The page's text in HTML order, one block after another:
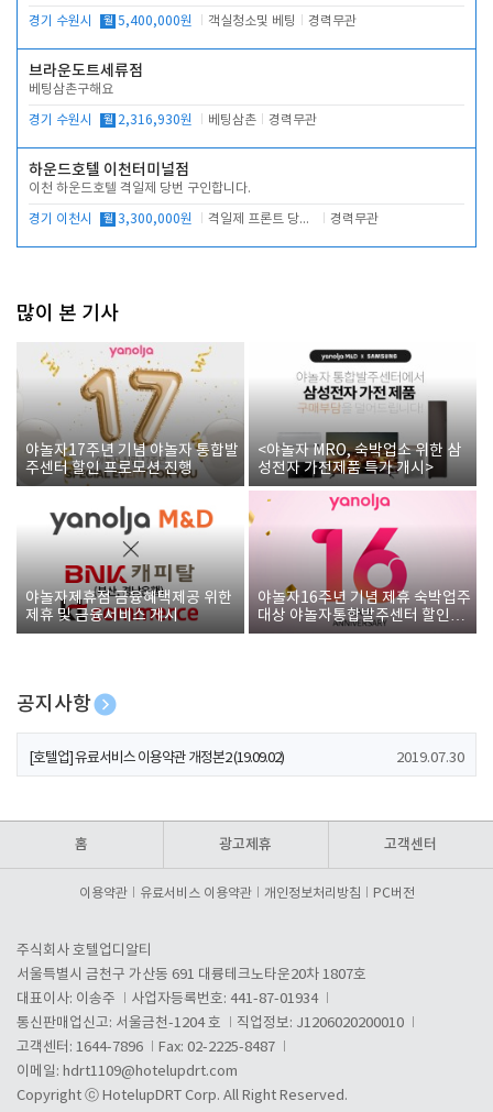
경기 수원시 월 5,400,000원 객실청소및 베팅 경력무관
브라운도트세류점
베팅삼촌구해요
경기 수원시 월 2,316,930원 베팅삼촌 경력무관
하운드호텔 이천터미널점
이천 하운드호텔 격일제 당번 구인합니다.
경기 이천시 월 3,300,000원 격일제 프론트 당번 업무로 주차 및 객실 점검 경력무관
많이 본 기사
야놀자17주년 기념 야놀자 통합발
주센터 할인 프로모션 진행
<야놀자 MRO, 숙박업소 위한 삼
성전자 가전제품 특가 개시>
야놀자제휴점 금융혜택제공 위한
제휴 및 금융서비스 게시
야놀자16주년 기념 제휴 숙박업주
대상 야놀자통합발주센터 할인쿠
폰 증정
공지사항
[호텔업] 개인정보 처리방침 개정본1 (19.09.02)
[호텔업] 유료서비스 이용약관 개정본2 (19.09.02) 2019.07.30
홈 광고제휴 고객센터
이용약관 유료서비스 이용약관 개인정보처리방침 PC버전
주식회사 호텔업디알티
서울특별시 금천구 가산동 691 대륭테크노타운20차 1807호
대표이사: 이송주
사업자등록번호: 441-87-01934
통신판매업신고: 서울금천-1204 호
직업정보: J1206020200010
고객센터: 1644-7896
Fax: 02-2225-8487
이메일: hdrt1109@hotelupdrt.com
Copyright ⓒ HotelupDRT Corp. All Right Reserved.